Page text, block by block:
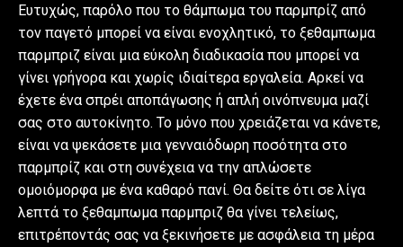
Ευτυχώς, παρόλο που το θάμπωμα του παρμπρίζ από
τον παγετό μπορεί να είναι ενοχλητικό, το ξεθαμπωμα
παρμπριζ είναι μια εύκολη διαδικασία που μπορεί να
γίνει γρήγορα και χωρίς ιδιαίτερα εργαλεία. Αρκεί να
έχετε ένα σπρέι αποπάγωσης ή απλή οινόπνευμα μαζί
σας στο αυτοκίνητο. Το μόνο που χρειάζεται να κάνετε,
είναι να ψεκάσετε μια γενναιόδωρη ποσότητα στο
παρμπρίζ και στη συνέχεια να την απλώσετε
ομοιόμορφα με ένα καθαρό πανί. Θα δείτε ότι σε λίγα
λεπτά το ξεθαμπωμα παρμπριζ θα γίνει τελείως,
επιτρέποντάς σας να ξεκινήσετε με ασφάλεια τη μέρα